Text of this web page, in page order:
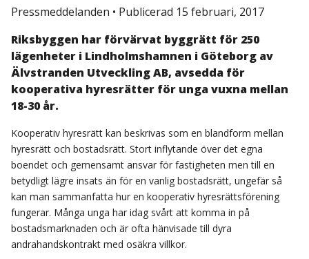
Pressmeddelanden • Publicerad 15 februari, 2017
Riksbyggen har förvärvat byggrätt för 250
lägenheter i Lindholmshamnen i Göteborg av
Älvstranden Utveckling AB, avsedda för
kooperativa hyresrätter för unga vuxna mellan
18-30 år.
Kooperativ hyresrätt kan beskrivas som en blandform mellan
hyresrätt och bostadsrätt. Stort inflytande över det egna
boendet och gemensamt ansvar för fastigheten men till en
betydligt lägre insats än för en vanlig bostadsrätt, ungefär så
kan man sammanfatta hur en kooperativ hyresrättsförening
fungerar. Många unga har idag svårt att komma in på
bostadsmarknaden och är ofta hänvisade till dyra
andrahandskontrakt med osäkra villkor.